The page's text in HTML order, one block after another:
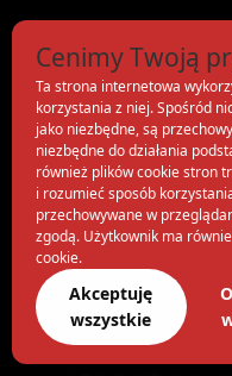
Cenimy Twoją
Ta strona internetowa
korzystania z niej. Spośród
jako niezbędne, są
niezbędne do działania
również plików cookie stron
i rozumieć sposób
przechowywane w
zgodą. Użytkownik ma
cookie.
Akceptuję
wszystkie